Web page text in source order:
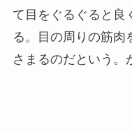
て目をぐるぐると良
る。目の周りの筋肉
さまるのだという。